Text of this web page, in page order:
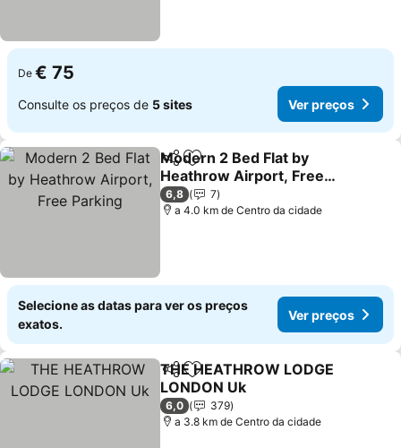
De € 75
Consulte os preços de 5 sites Ver preços
PartilharAdicionar aos favoritos
Modern 2 Bed Flat by
Heathrow Airport, Free
Parking
Ver preços
6,8
7
a 4.0 km de Centro da cidade
Selecione as datas para ver os preços
exatos.
Ver preços
PartilharAdicionar aos favoritos
THE HEATHROW LODGE
LONDON Uk
Ver preços
6,0
379
a 3.8 km de Centro da cidade